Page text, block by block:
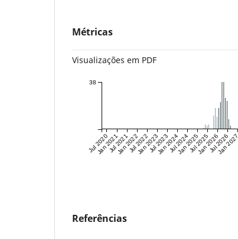
Métricas
Visualizações em PDF
Jul 2020
Jan 2021Jul 2021
Jan 2022Jul 2022
Jan 2023Jul 2023
Jan 2024Jul 2024
Jan 2025Jul 2025
Jan 2026Jul 2026
Jan 2027
38
Referências